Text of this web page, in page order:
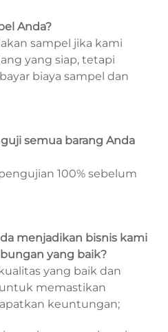
Anda?
sampel jika kami
yang siap, tetapi
biaya sampel dan
semua barang Anda
100% sebelum
menjadikan bisnis kami
yang baik?
yang baik dan
memastikan
keuntungan;